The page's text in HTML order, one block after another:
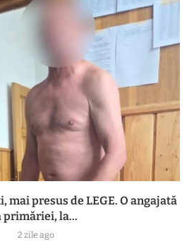
presus de LEGE. O angajată
primăriei, la...
2 zile ago